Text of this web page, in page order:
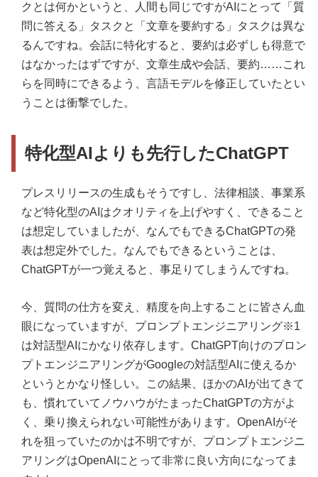
クとは何かというと、人間も同じですがAIにとって「質
問に答える」タスクと「文章を要約する」タスクは異な
るんですね。会話に特化すると、要約は必ずしも得意で
はなかったはずですが、文章生成や会話、要約……これ
らを同時にできるよう、言語モデルを修正していたとい
うことは衝撃でした。
特化型AIよりも先行したChatGPT
プレスリリースの生成もそうですし、法律相談、事業系
など特化型のAIはクオリティを上げやすく、できること
は想定していましたが、なんでもできるChatGPTの発
表は想定外でした。なんでもできるということは、
ChatGPTが一つ覚えると、事足りてしまうんですね。
今、質問の仕方を変え、精度を向上することに皆さん血
眼になっていますが、プロンプトエンジニアリング※1
は対話型AIにかなり依存します。ChatGPT向けのプロン
プトエンジニアリングがGoogleの対話型AIに使えるか
というとかなり怪しい。この結果、ほかのAIが出てきて
も、慣れていてノウハウがたまったChatGPTの方がよ
く、乗り換えられない可能性があります。OpenAIがそ
れを狙っていたのかは不明ですが、プロンプトエンジニ
アリングはOpenAIにとって非常に良い方向になってま